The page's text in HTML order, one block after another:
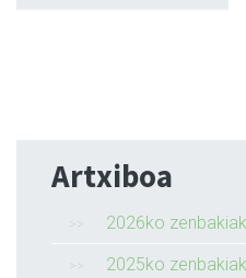
Artxiboa
2026ko zenbakiak
2025ko zenbakiak